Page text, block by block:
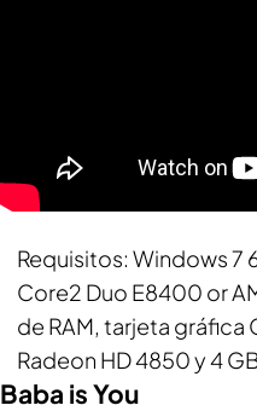
Requisitos: Windows
Core2 Duo E8400 or
de RAM, tarjeta gráfica
Radeon HD 4850 y 4
Baba is You